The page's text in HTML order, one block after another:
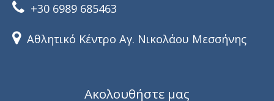
+30 6989 685463
Αθλητικό Κέντρο Αγ. Νικολάου Μεσσήνης
Ακολουθήστε μας